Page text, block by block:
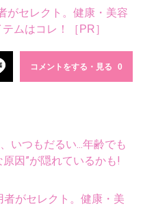
がセレクト。健康・美容
ムはコレ！［PR］
コメントをする・見る
いつもだるい...年齢でも
因”が隠れているかも!
がセレクト。健康・美